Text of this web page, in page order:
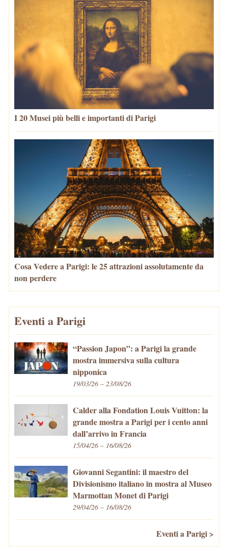
I 20 Musei più belli e importanti di Parigi
Cosa Vedere a Parigi: le 25 attrazioni assolutamente da
non perdere
Eventi a Parigi
“Passion Japon”: a Parigi la grande
mostra immersiva sulla cultura
nipponica
19/03/26 – 23/08/26
Calder alla Fondation Louis Vuitton: la
grande mostra a Parigi per i cento anni
dall’arrivo in Francia
15/04/26 – 16/08/26
Giovanni Segantini: il maestro del
Divisionismo italiano in mostra al Museo
Marmottan Monet di Parigi
29/04/26 – 16/08/26
Eventi a Parigi >